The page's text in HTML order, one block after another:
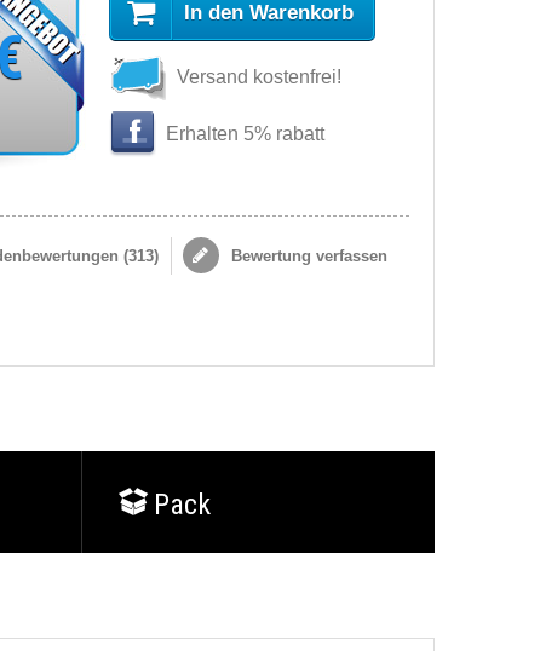
In den Warenkorb
Versand kostenfrei!
Erhalten 5% rabatt
(313) Bewertung verfassen
Pack